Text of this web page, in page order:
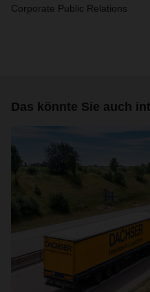
Corporate Public Relations
Das könnte Sie auch